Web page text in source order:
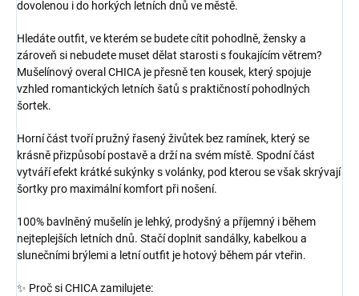
dovolenou i do horkých letních dnů ve městě.
Hledáte outfit, ve kterém se budete cítit pohodlně, žensky a
zároveň si nebudete muset dělat starosti s foukajícím větrem?
Mušelínový overal CHICA je přesně ten kousek, který spojuje
vzhled romantických letních šatů s praktičností pohodlných
šortek.
Horní část tvoří pružný řasený živůtek bez ramínek, který se
krásně přizpůsobí postavě a drží na svém místě. Spodní část
vytváří efekt krátké sukýnky s volánky, pod kterou se však skrývají
šortky pro maximální komfort při nošení.
100% bavlněný mušelín je lehký, prodyšný a příjemný i během
nejteplejších letních dnů. Stačí doplnit sandálky, kabelkou a
slunečními brýlemi a letní outfit je hotový během pár vteřin.
✨ Proč si CHICA zamilujete: